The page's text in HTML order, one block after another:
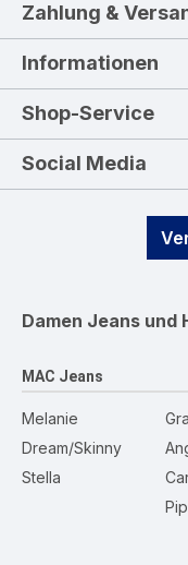
Zahlung &
Informationen
Shop-Service
Social Media
Damen Jeans und
MAC Jeans
Melanie
Dream/Skinny
Stella